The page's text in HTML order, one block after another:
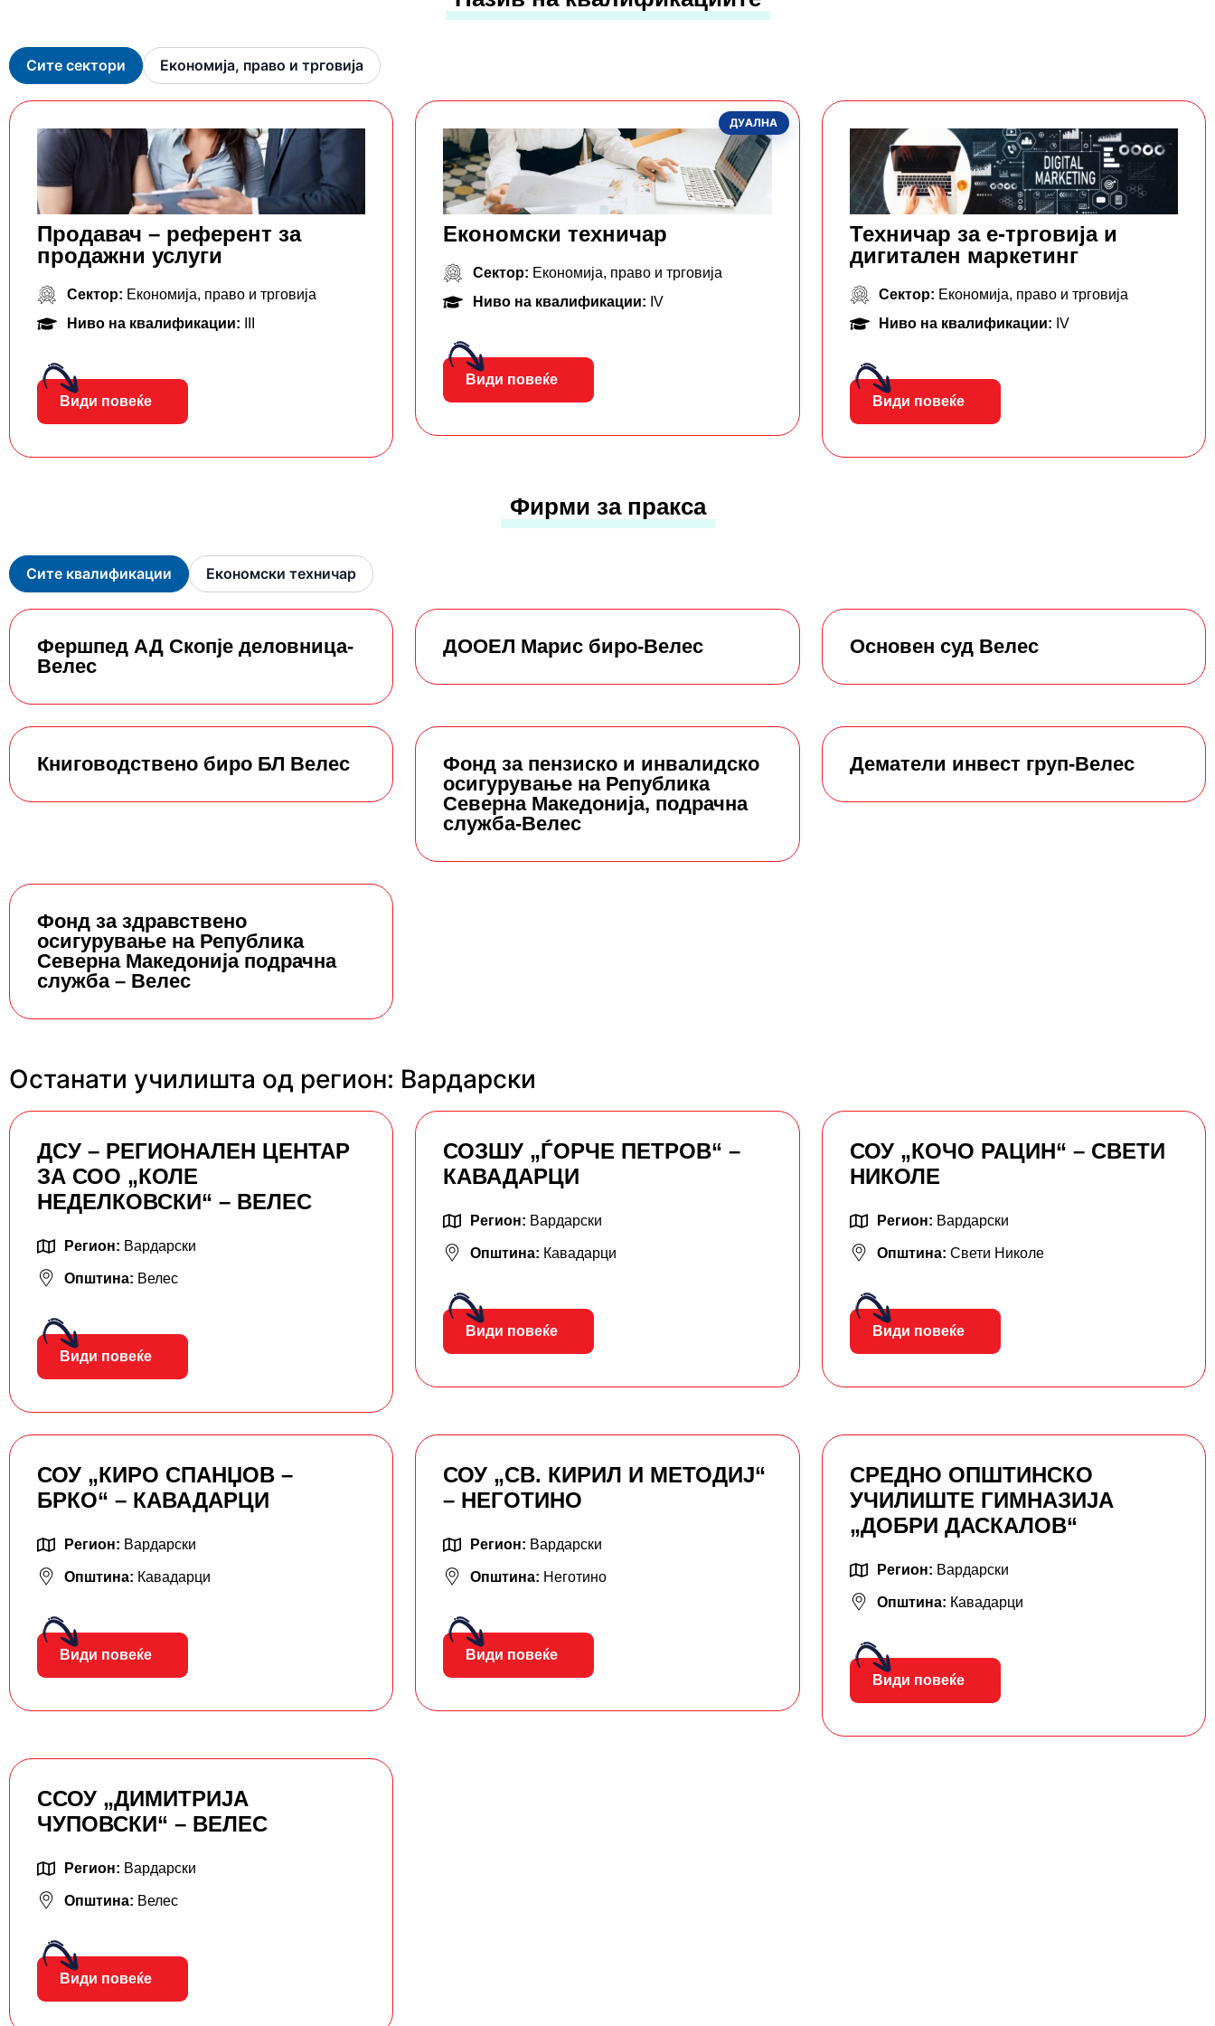
Сите сектори Економија, право и трговија
Продавач – референт за
продажни услуги
Сектор: Економија, право и трговија
Ниво на квалификации:
Види повеќе
ДУАЛНА
Економски техничар
Сектор: Економија, право и трговија
Ниво на квалификации: IV
Види повеќе
Техничар за е-трговија и
дигитален маркетинг
Сектор: Економија, право и трговија
Ниво на квалификации: IV
Види повеќе
Фирми за пракса
Сите квалификации Економски техничар
Фершпед АД Скопје деловница-
Велес
ДООЕЛ Марис биро-Велес Основен суд Велес
Книговодствено биро БЛ Велес
Фонд за пензиско и инвалидско
осигурување на Република
Северна Македонија, подрачна
служба-Велес
Дематели инвест груп-Велес
Фонд за здравствено
осигурување на Република
Северна Македонија подрачна
служба – Велес
Останати училишта од регион: Вардарски
ДСУ – РЕГИОНАЛЕН ЦЕНТАР
ЗА СОО „КОЛЕ
НЕДЕЛКОВСКИ“ – ВЕЛЕС
Регион: Вардарски
Општина: Велес
Види повеќе
СОЗШУ „ЃОРЧЕ ПЕТРОВ“ –
КАВАДАРЦИ
Регион: Вардарски
Општина: Кавадарци
Види повеќе
СОУ „КОЧО РАЦИН“ – СВЕТИ
НИКОЛЕ
Регион: Вардарски
Општина: Свети Николе
Види повеќе
СОУ „КИРО СПАНЏОВ –
БРКО“ – КАВАДАРЦИ
Регион: Вардарски
Општина: Кавадарци
Види повеќе
СОУ „СВ. КИРИЛ И МЕТОДИЈ“
– НЕГОТИНО
Регион: Вардарски
Општина: Неготино
Види повеќе
СРЕДНО ОПШТИНСКО
УЧИЛИШТЕ ГИМНАЗИЈА
„ДОБРИ ДАСКАЛОВ“
Регион: Вардарски
Општина: Кавадарци
Види повеќе
ССОУ „ДИМИТРИЈА
ЧУПОВСКИ“ – ВЕЛЕС
Регион: Вардарски
Општина: Велес
Види повеќе